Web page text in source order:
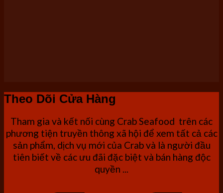
Theo Dõi Cửa Hàng
Tham gia và kết nối cùng Crab Seafood trên các
phương tiện truyền thông xã hội để xem tất cả các
sản phẩm, dịch vụ mới của Crab và là người đầu
tiên biết về các ưu đãi đặc biệt và bán hàng độc
quyền ...